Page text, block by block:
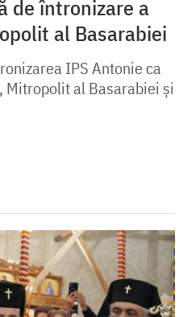
de întronizare a
al Basarabiei
IPS Antonie ca
Mitropolit al Basarabiei şi